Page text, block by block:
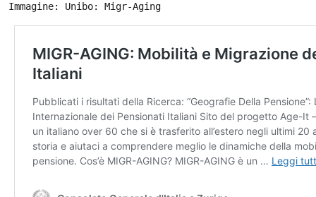
Immagine: Unibo: Migr-Aging